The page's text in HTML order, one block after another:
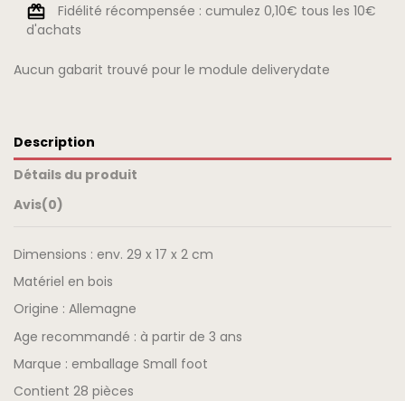
Fidélité récompensée : cumulez 0,10€ tous les 10€
d'achats
Aucun gabarit trouvé pour le module deliverydate
Description
Détails du produit
Avis(0)
Dimensions : env. 29 x 17 x 2 cm
Matériel en bois
Origine : Allemagne
Age recommandé : à partir de 3 ans
Marque : emballage Small foot
Contient 28 pièces